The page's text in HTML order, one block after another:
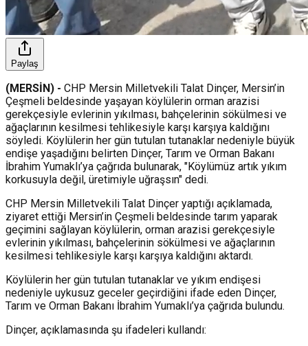
Paylaş
(MERSİN) - CHP Mersin Milletvekili Talat Dinçer, Mersin’in
Çeşmeli beldesinde yaşayan köylülerin orman arazisi
gerekçesiyle evlerinin yıkılması, bahçelerinin sökülmesi ve
ağaçlarının kesilmesi tehlikesiyle karşı karşıya kaldığını
söyledi. Köylülerin her gün tutulan tutanaklar nedeniyle büyük
endişe yaşadığını belirten Dinçer, Tarım ve Orman Bakanı
İbrahim Yumaklı’ya çağrıda bulunarak, "Köylümüz artık yıkım
korkusuyla değil, üretimiyle uğraşsın" dedi.
CHP Mersin Milletvekili Talat Dinçer yaptığı açıklamada,
ziyaret ettiği Mersin’in Çeşmeli beldesinde tarım yaparak
geçimini sağlayan köylülerin, orman arazisi gerekçesiyle
evlerinin yıkılması, bahçelerinin sökülmesi ve ağaçlarının
kesilmesi tehlikesiyle karşı karşıya kaldığını aktardı.
Köylülerin her gün tutulan tutanaklar ve yıkım endişesi
nedeniyle uykusuz geceler geçirdiğini ifade eden Dinçer,
Tarım ve Orman Bakanı İbrahim Yumaklı’ya çağrıda bulundu.
Dinçer, açıklamasında şu ifadeleri kullandı: